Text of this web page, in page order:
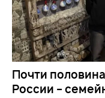
Почти
России –